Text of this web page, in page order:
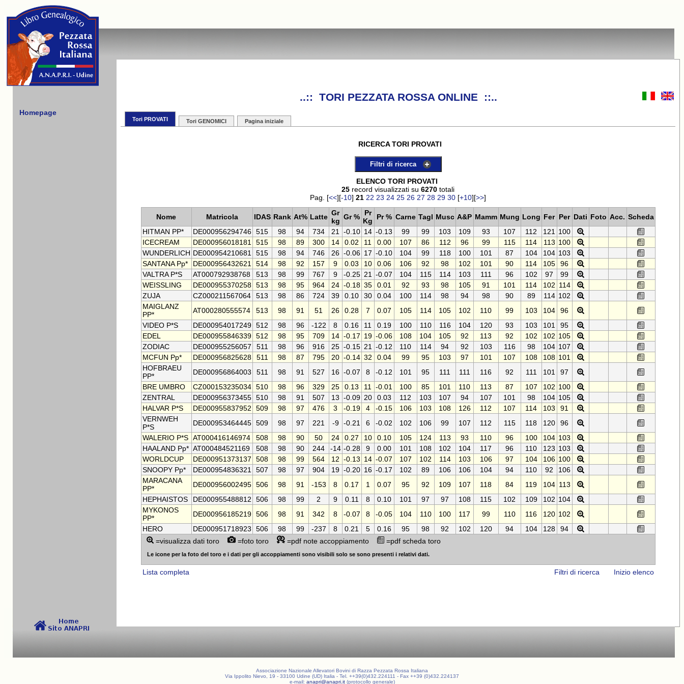
Homepage
..:: TORI PEZZATA ROSSA ONLINE ::..
Tori PROVATI Tori GENOMICI Pagina iniziale
RICERCA TORI PROVATI
Filtri di ricerca
ELENCO TORI PROVATI
25 record visualizzati su 6270 totali
Pag. [<<][-10] 21 22 23 24 25 26 27 28 29 30 [+10][>>]
Nome Matricola IDAS Rank At% Latte Gr
kg Gr %
Pr
Kg
Pr % Carne Tagl Musc A&P Mamm Mung Long Fer Per Dati Foto Acc. Scheda
HITMAN PP*
DE000956294746 515 98 94 734 21 -0.10 14 -0.13 99 99 103 109 93 107 112 121
100
ICECREAM
DE000956018181 515 98 89 300 14 0.02 11 0.00 107 86 112 96 99 115 114 113 100
WUNDERLICH DE000954210681 515 98 94 746 26 -0.06 17 -0.10 104 99 118 100 101 87 104 104 103
SANTANA Pp*
DE000956432621 514 98 92 157 9 0.03 10 0.06 106 92 98 102 101 90 114 105
96
VALTRA P*S
AT000792938768 513 98 99 767 9 -0.25 21 -0.07 104 115 114 103 111 96 102 97
99
WEISSLING
DE000955370258 513 98 95 964 24 -0.18 35 0.01 92 93 98 105 91 101 114 102 114
ZUJA
CZ000211567064 513 98 86 724 39 0.10 30 0.04 100 114 98 94 98 90 89 114 102
MAIGLANZ
PP*
AT000280555574 513 98 91 51 26 0.28 7 0.07 105 114 105 102 110 99 103 104
96
VIDEO P*S
DE000954017249 512 98 96 -122 8 0.16 11 0.19 100 110 116 104 120 93 103 101
95
EDEL
DE000955846339 512 98 95 709 14 -0.17 19 -0.06 108 104 105 92 113 92 102 102 105
ZODIAC
DE000955256057 511 98 96 916 25 -0.15 21 -0.12 110 114 94 92 103 116 98 104 107
MCFUN Pp*
DE000956825628 511 98 87 795 20 -0.14 32 0.04 99 95 103 97 101 107 108 108 101
HOFBRAEU
PP*
DE000956864003 511 98 91 527 16 -0.07 8 -0.12 101 95 111 111 116 92 111 101
97
BRE UMBRO
CZ000153235034 510 98 96 329 25 0.13 11 -0.01 100 85 101 110 113 87 107 102 100
ZENTRAL
DE000956373455 510 98 91 507 13 -0.09 20 0.03 112 103 107 94 107 101 98 104 105
HALVAR P*S
DE000955837952 509 98 97 476 3 -0.19 4 -0.15 106 103 108 126 112 107 114 103
91
VERNWEH
P*S
DE000953464445 509 98 97 221 -9 -0.21 6 -0.02 102 106 99 107 112 115 118 120
96
WALERIO P*S AT000416146974 508 98 90 50 24 0.27 10 0.10 105 124 113 93 110 96 100 104 103
HAALAND Pp* AT000484521169 508 98 90 244 -14 -0.28 9 0.00 101 108 102 104 117 96 110 123 103
WORLDCUP
DE000951373137 508 98 99 564 12 -0.13 14 -0.07 107 102 114 103 106 97 104 106 100
SNOOPY Pp*
DE000954836321 507 98 97 904 19 -0.20 16 -0.17 102 89 106 106 104 94 110 92
106
MARACANA
PP*
DE000956002495 506 98 91 -153 8 0.17 1 0.07 95 92 109 107 118 84 119 104 113
HEPHAISTOS
DE000955488812 506 98 99 2 9 0.11 8 0.10 101 97 97 108 115 102 109 102 104
MYKONOS
PP*
DE000956185219 506 98 91 342 8 -0.07 8 -0.05 104 110 100 117 99 110 116 120 102
HERO
DE000951718923 506 98 99 -237 8 0.21 5 0.16 95 98 92 102 120 94 104 128
94
=visualizza dati toro
=foto toro =pdf note accoppiamento =pdf scheda toro
Le icone per la foto del toro e i dati per gli accoppiamenti sono visibili solo se sono presenti i relativi dati.
Lista completa Filtri di ricerca Inizio elenco
Associazione Nazionale Allevatori Bovini di Razza Pezzata Rossa Italiana
Via Ippolito Nievo, 19 - 33100 Udine (UD) Italia - Tel. ++39(0)432.224111 - Fax ++39 (0)432.224137
e-mail: anapri@anapri.it(protocollo generale)